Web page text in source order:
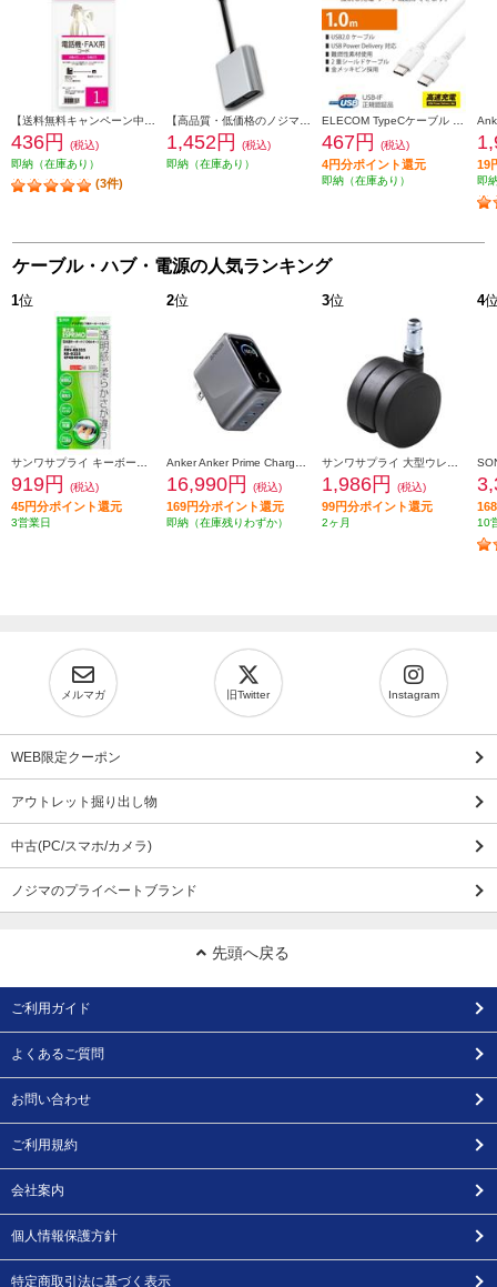
436円
(税込)
即納（在庫あり）
(3件)
1,452円
(税込)
即納（在庫あり）
467円 (税込)
4円分ポイント還元
即納（在庫あり）
19
即
ケーブル・ハブ・電源の人気ランキング
1位
919円 (税込)
45円分ポイント還元
3営業日
2位
16,990円 (税込)
169円分ポイント還元
即納（在庫残りわずか）
3位
1,986円 (税込)
99円分ポイント還元
2ヶ月
4
10
メルマガ 旧Twitter Instagram
WEB限定クーポン
アウトレット掘り出し物
中古(PC/スマホ/カメラ)
ノジマのプライベートブランド
先頭へ戻る
ご利用ガイド
よくあるご質問
お問い合わせ
ご利用規約
会社案内
個人情報保護方針
特定商取引法に基づく表示